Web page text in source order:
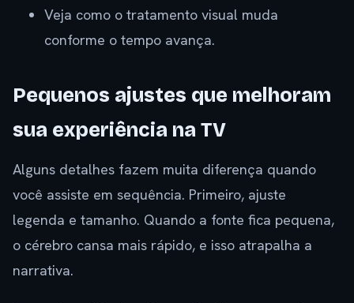
Veja como o tratamento visual muda
conforme o tempo avança.
Pequenos ajustes que melhoram
sua experiência na TV
Alguns detalhes fazem muita diferença quando
você assiste em sequência. Primeiro, ajuste
legenda e tamanho. Quando a fonte fica pequena,
o cérebro cansa mais rápido, e isso atrapalha a
narrativa.